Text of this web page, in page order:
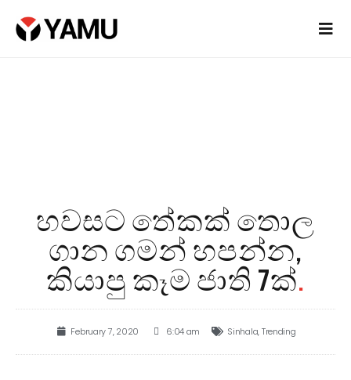
හවසට තේකක් තොල
ගාන ගමන් හපන්න,
කියාපු කෑම ජාති 7ක්.
February 7, 2020 6:04 am Sinhala,Trending